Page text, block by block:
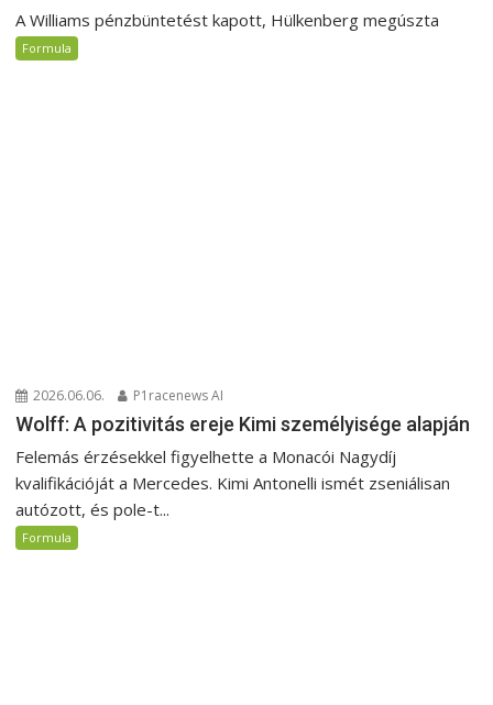
A Williams pénzbüntetést kapott, Hülkenberg megúszta
Formula
2026.06.06. P1racenews AI
Wolff: A pozitivitás ereje Kimi személyisége alapján
Felemás érzésekkel figyelhette a Monacói Nagydíj
kvalifikációját a Mercedes. Kimi Antonelli ismét zseniálisan
autózott, és pole-t...
Formula